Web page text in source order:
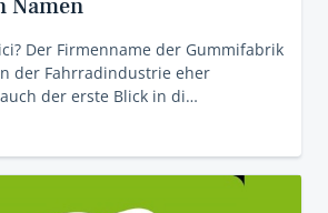
Namen
Der Firmenname der Gummifabrik
der Fahrradindustrie eher
der erste Blick in di…